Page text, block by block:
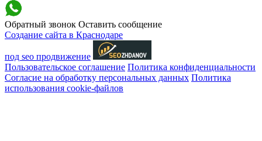
Обратный звонок Оставить сообщение
Создание сайта в Краснодаре
под seo продвижение
Пользовательское соглашение Политика конфиденциальности
Согласие на обработку персональных данных Политика
использования cookie-файлов